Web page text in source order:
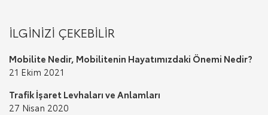
İLGİNİZİ ÇEKEBİLİR
Mobilite Nedir, Mobilitenin Hayatımızdaki Önemi Nedir?
21 Ekim 2021
Trafik İşaret Levhaları ve Anlamları
27 Nisan 2020